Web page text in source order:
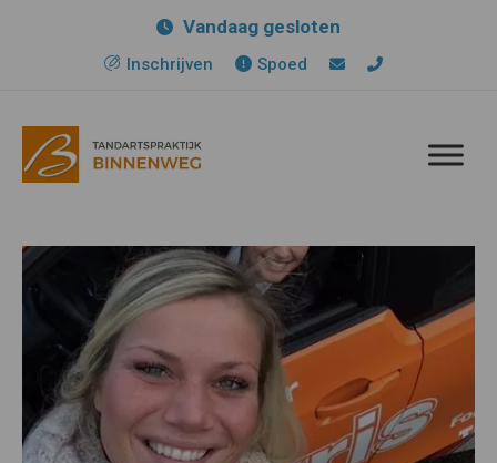
Vandaag gesloten
Inschrijven Spoed